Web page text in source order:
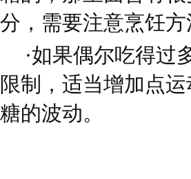
分，需要注意烹饪
·如果偶尔吃得过
限制，适当增加点
糖的波动。